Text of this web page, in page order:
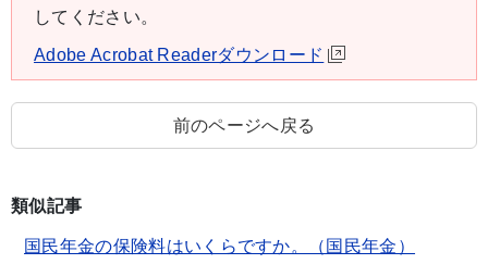
してください。
Adobe Acrobat Readerダウンロード
前のページへ戻る
類似記事
国民年金の保険料はいくらですか。（国民年金）